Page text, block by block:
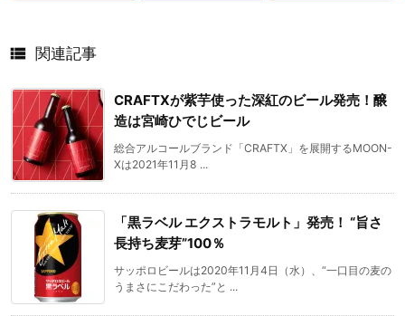
 関連記事
CRAFTXが紫芋使った深紅のビール発売！醸
造は宮崎ひでじビール
総合アルコールブランド「CRAFTX」を展開するMOON-
Xは2021年11月8 ...
「黒ラベル エクストラモルト」発売！ “旨さ
長持ち麦芽”100％
サッポロビールは2020年11月4日（水）、“一口目の麦の
うまさにこだわった”と ...